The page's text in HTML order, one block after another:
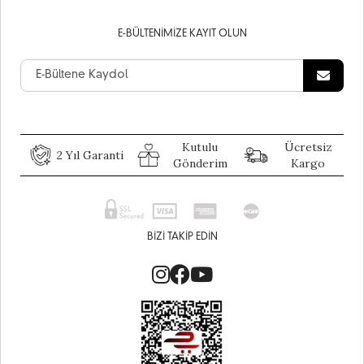
E-BÜLTENIMIZE KAYIT OLUN
2 Yıl Garanti
Kutulu
Gönderim
Ücretsiz
Kargo
BIZI TAKIP EDIN